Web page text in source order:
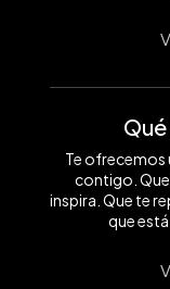
Te ofrecemos
contigo.
inspira. Que te
que